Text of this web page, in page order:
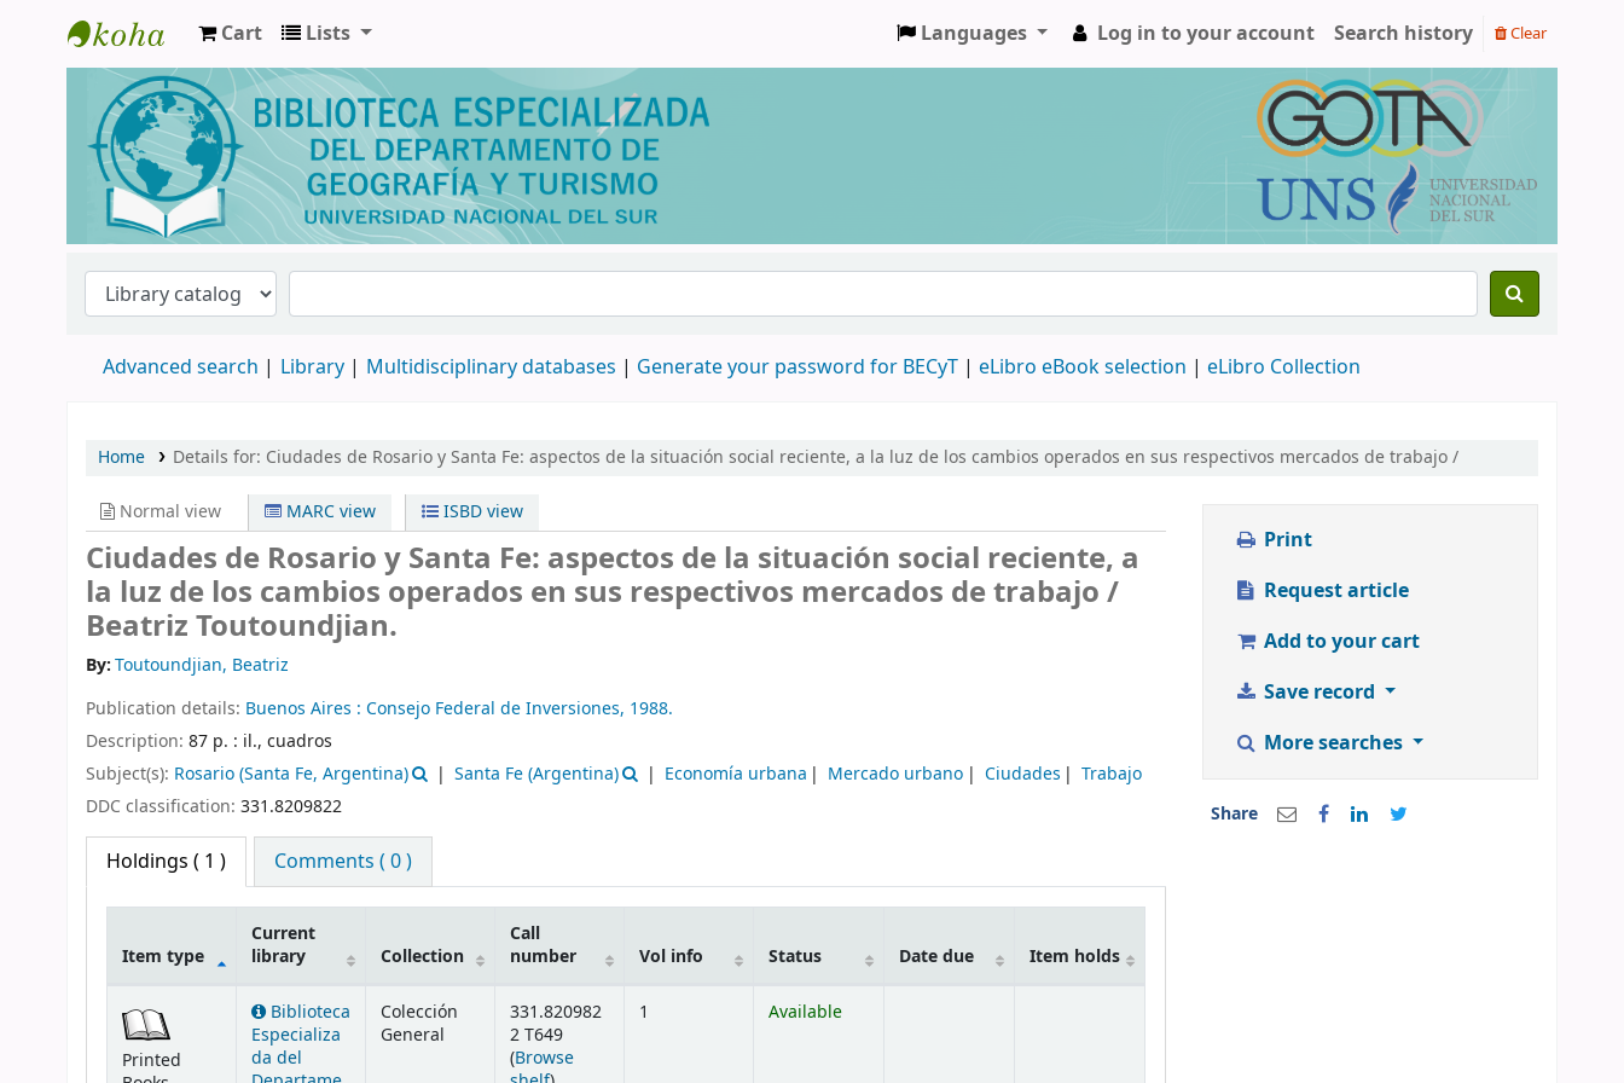
Biblioteca de Geografía y Turismo
Cart Lists Languages Log in to your account Search history Clear
Advanced search Library Multidisciplinary databases | Generate your password for BECyT | eLibro eBook selection | eLibro Collection
Home Details for: Ciudades de Rosario y Santa Fe: aspectos de la situación social reciente, a la luz de los cambios operados en sus respectivos mercados de trabajo /
Normal view MARC view ISBD view
Ciudades de Rosario y Santa Fe: aspectos de la situación social reciente, a
la luz de los cambios operados en sus respectivos mercados de trabajo /
Beatriz Toutoundjian.
By:Toutoundjian, Beatriz
Publication details: Buenos Aires : Consejo Federal de Inversiones, 1988.
Description: 87 p. : il., cuadros
Subject(s): Rosario (Santa Fe, Argentina) Santa Fe (Argentina) Economía urbana Mercado urbano Ciudades
Trabajo
DDC classification: 331.8209822
Holdings ( 1 ) Comments ( 0 )
Item type
Current
library
Collection
Call
number
Vol info Status Date due Item holds
Printed
Biblioteca
Especializa
da del
Colección
General
331.820982
2 T649
(Browse
1 Available
Print
Request article
Add to your cart
Save record
More searches
Share